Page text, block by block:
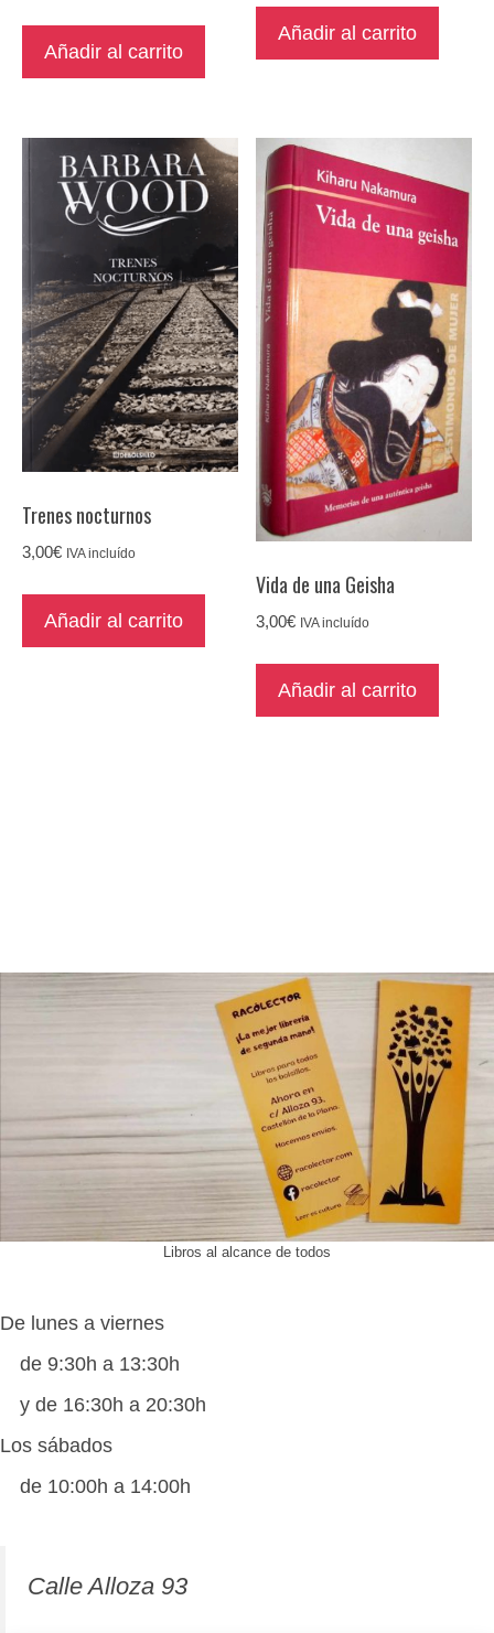
Añadir al carrito
Añadir al carrito
Trenes nocturnos
3,00€ IVA incluído
Añadir al carrito
Vida de una Geisha
3,00€ IVA incluído
Añadir al carrito
Libros al alcance de todos
De lunes a viernes
de 9:30h a 13:30h
y de 16:30h a 20:30h
Los sábados
de 10:00h a 14:00h
Calle Alloza 93